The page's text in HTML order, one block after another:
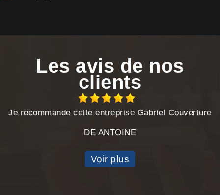
Les avis de nos
clients
Je recommande cette entreprise Gabriel Couverture
DE ANTOINE
Voir plus